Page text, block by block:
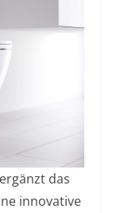
das
innovative